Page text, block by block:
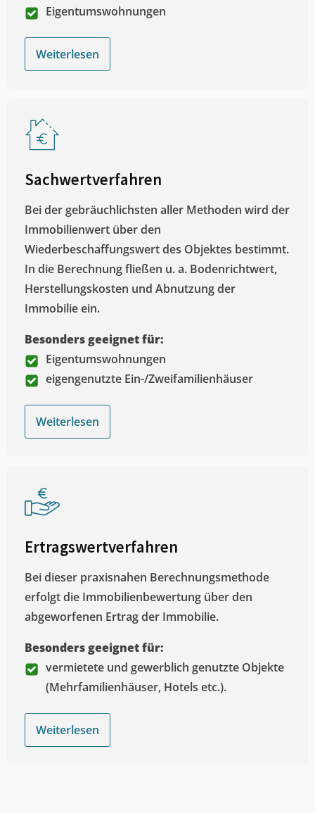
Eigentumswohnungen
Weiterlesen
Sachwertverfahren
Bei der gebräuchlichsten aller Methoden wird der
Immobilienwert über den
Wiederbeschaffungswert des Objektes bestimmt.
In die Berechnung fließen u. a. Bodenrichtwert,
Herstellungskosten und Abnutzung der
Immobilie ein.
Besonders geeignet für:
Eigentumswohnungen
eigengenutzte Ein-/Zweifamilienhäuser
Weiterlesen
Ertragswertverfahren
Bei dieser praxisnahen Berechnungsmethode
erfolgt die Immobilienbewertung über den
abgeworfenen Ertrag der Immobilie.
Besonders geeignet für:
vermietete und gewerblich genutzte Objekte
(Mehrfamilienhäuser, Hotels etc.).
Weiterlesen